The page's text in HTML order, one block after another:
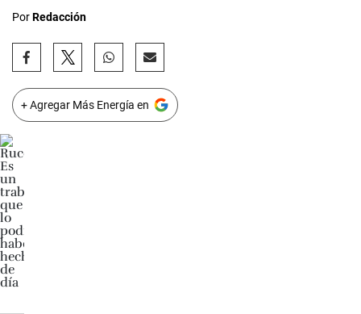
PorRedacción
+ Agregar Más Energía en